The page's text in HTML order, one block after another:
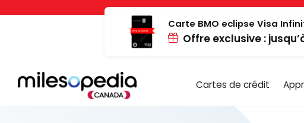
Panneau de gestion des cookies
Carte BMO eclipse Visa
Offre exclusive :
Cartes de crédit